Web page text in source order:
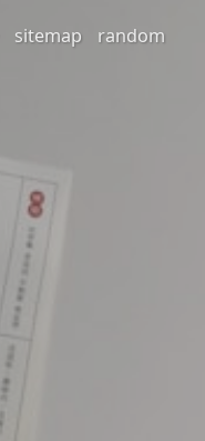
sitemap random